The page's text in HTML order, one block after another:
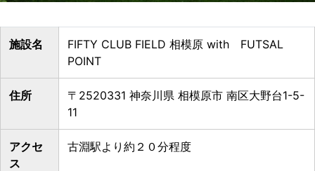
施設名
FIFTY CLUB FIELD 相模原 with FUTSAL
POINT
住所
〒2520331 神奈川県 相模原市 南区大野台1-5-
11
アクセ
ス
古淵駅より約２０分程度